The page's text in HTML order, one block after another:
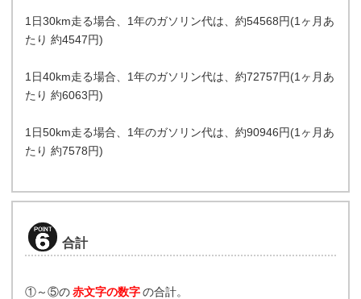
1日30km走る場合、1年のガソリン代は、約54568円(1ヶ月あ
たり 約4547円)
1日40km走る場合、1年のガソリン代は、約72757円(1ヶ月あ
たり 約6063円)
1日50km走る場合、1年のガソリン代は、約90946円(1ヶ月あ
たり 約7578円)
合計
①～⑤の赤文字の数字の合計。